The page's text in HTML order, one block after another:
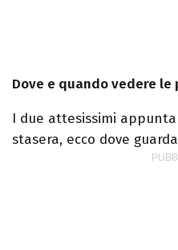
Dove e quando vedere le
I due attesissimi
stasera, ecco dove